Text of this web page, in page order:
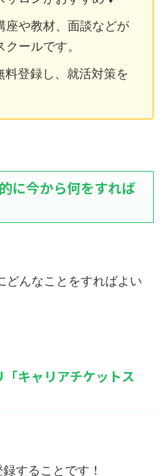
座や教材、面談などが
ールです。
料登録し、就活対策を
に今から何をすれば
どんなことをすればよい
キャリアチケットス
録することです！